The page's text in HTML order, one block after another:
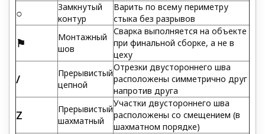
○
Замкнутый
контур
Варить по всему периметру
стыка без разрывов
⚑
Монтажный
шов
Сварка выполняется на объекте
при финальной сборке, а не в
цеху
/
Прерывистый
цепной
Отрезки двустороннего шва
расположены симметрично друг
напротив друга
Z
Прерывистый
шахматный
Участки двустороннего шва
расположены со смещением (в
шахматном порядке)